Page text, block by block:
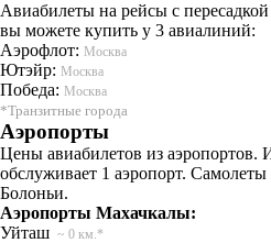
Авиабилеты на рейсы с
вы можете купить у 3 авиалиний:
Аэрофлот: Москва
Ютэйр: Москва
Победа: Москва
*Транзитные города
Аэропорты
Цены авиабилетов из аэропортов.
обслуживает 1 аэропорт.
Болоньи.
Аэропорты Махачкалы:
Уйташ ~ 0 км.*